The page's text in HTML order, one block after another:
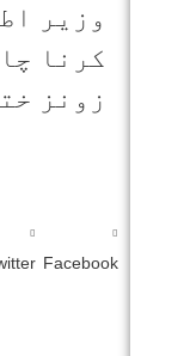
وزیر
کرنا
زونز
Facebook